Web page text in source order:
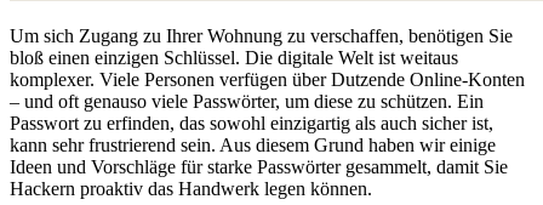
Um sich Zugang zu Ihrer Wohnung zu verschaffen, benötigen Sie
bloß einen einzigen Schlüssel. Die digitale Welt ist weitaus
komplexer. Viele Personen verfügen über Dutzende Online-Konten
– und oft genauso viele Passwörter, um diese zu schützen. Ein
Passwort zu erfinden, das sowohl einzigartig als auch sicher ist,
kann sehr frustrierend sein. Aus diesem Grund haben wir einige
Ideen und Vorschläge für starke Passwörter gesammelt, damit Sie
Hackern proaktiv das Handwerk legen können.